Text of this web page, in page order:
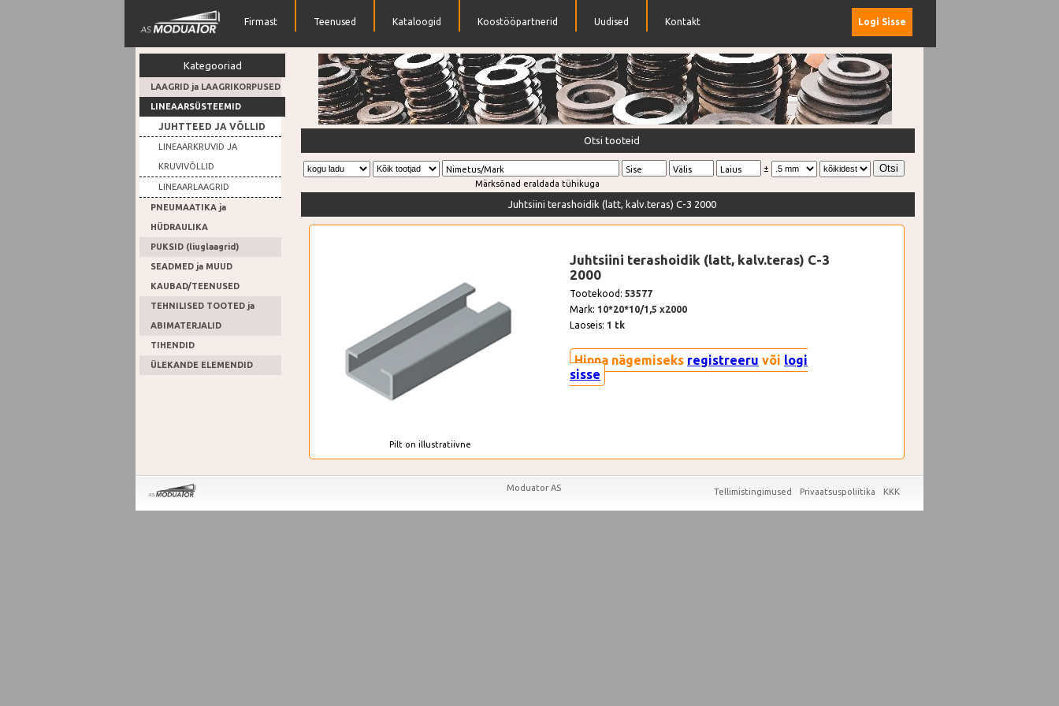
Firmast Teenused Kataloogid Koostööpartnerid Uudised Kontakt Logi Sisse
Kategooriad
LAAGRID ja LAAGRIKORPUSED
LINEAARSÜSTEEMID
JUHTTEED JA VÕLLID
LINEAARKRUVID JA
KRUVIVÕLLID
LINEAARLAAGRID
PNEUMAATIKA ja
HÜDRAULIKA
PUKSID (liuglaagrid)
SEADMED ja MUUD
KAUBAD/TEENUSED
TEHNILISED TOOTED ja
ABIMATERJALID
TIHENDID
ÜLEKANDE ELEMENDID
Otsi tooteid
Nimetus/Mark Sise Välis Laius
±
Märksõnad eraldada tühikuga
Juhtsiini terashoidik (latt, kalv.teras) C-3 2000
Pilt on illustratiivne
Juhtsiini terashoidik (latt, kalv.teras) C-3
2000
Tootekood: 53577
Mark: 10*20*10/1,5 x2000
Laoseis: 1 tk
Hinna nägemiseks registreeru või logi
sisse
Moduator AS Tellimistingimused Privaatsuspoliitika KKK